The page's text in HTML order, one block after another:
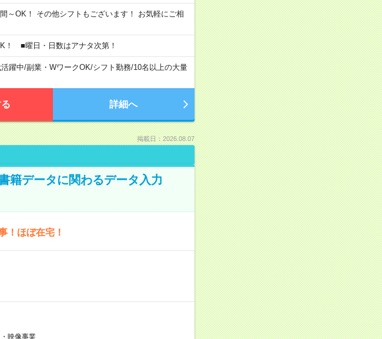
～OK！ その他シフトもございます！ お気軽にご相
！ ■曜日・日数はアナタ次第！
躍中/副業・WワークOK/シフト勤務/10名以上の大量
詳細へ
掲載日：2026.08.07
籍データに関わるデータ入力
！ほぼ在宅！
映像事業